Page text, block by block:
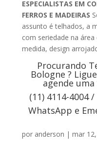
ESPECIALISTAS EM
FERROS E MADEIRAS
assunto é telhados, a
com seriedade na
medida, design
Procurando
Bologne ?
agende
(11) 4114-4004
WhatsApp e
por anderson | mar